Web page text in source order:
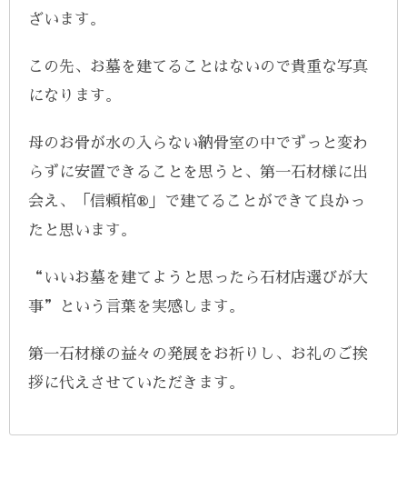
ざいます。
この先、お墓を建てることはないので貴重な写真
になります。
母のお骨が水の入らない納骨室の中でずっと変わ
らずに安置できることを思うと、第一石材様に出
会え、「信頼棺®」で建てることができて良かっ
たと思います。
“いいお墓を建てようと思ったら石材店選びが大
事”という言葉を実感します。
第一石材様の益々の発展をお祈りし、お礼のご挨
拶に代えさせていただきます。